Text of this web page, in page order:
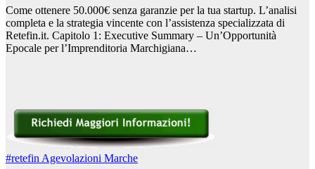
Come ottenere 50.000€ senza garanzie per la tua startup. L’analisi
completa e la strategia vincente con l’assistenza specializzata di
Retefin.it. Capitolo 1: Executive Summary – Un’Opportunità
Epocale per l’Imprenditoria Marchigiana…
#retefin Agevolazioni Marche